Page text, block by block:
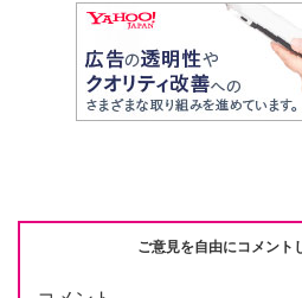
ご意見を自由にコメント